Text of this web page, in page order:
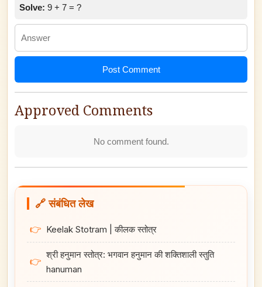
Solve: 9 + 7 = ?
Post Comment
Approved Comments
No comment found.
🔗 संबंधित लेख
👉 Keelak Stotram | कीलक स्तोत्र
👉
श्री हनुमान स्तोत्र: भगवान हनुमान की शक्तिशाली स्तुति
hanuman